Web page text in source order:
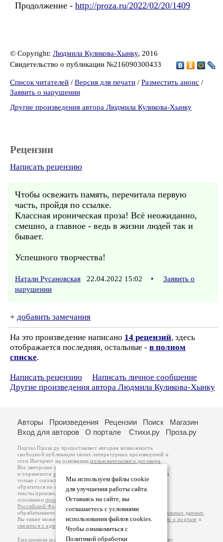
Продолжение - http://proza.ru/2022/02/20/1409
© Copyright: Людмила Куликова-Хынку, 2016
Свидетельство о публикации №216090300433
Список читателей / Версия для печати / Разместить анонс /
Заявить о нарушении
Другие произведения автора Людмила Куликова-Хынку
Рецензии
Написать рецензию
Чтобы освежить память, перечитала первую
часть, пройдя по ссылке.
Классная ироническая проза! Всё неожиданно,
смешно, а главное - ведь в жизни людей так и
бывает.
Успешного творчества!
Натали Русановская 22.04.2022 15:02 •
Заявить о
нарушении
+ добавить замечания
На это произведение написано 14 рецензий, здесь
отображается последняя, остальные - в полном
списке.
Написать рецензию
Написать личное сообщение
Другие произведения автора Людмила Куликова-Хынку
Мы используем файлы cookie
для улучшения работы сайта.
Оставаясь на сайте, вы
соглашаетесь с условиями
использования файлов cookies.
Чтобы ознакомиться с
Политикой обработки
Авторы Произведения Рецензии Поиск
Магазин
Вход для авторов
О портале Стихи.ру Проза.ру
Портал Проза.ру предоставляет авторам возможность
свободной публикации своих литературных произведений в
сети Интернет на основаниипользовательского договора
Все авторские права на произведения принадлежат авторам
и охраняются законом
. Перепечатка произведений возможна
только с согласия его автора, к которому вы можете
обратиться на его авторской странице. Ответственность за
тексты произведений авторы несут самостоятельно на
основанииправил публикацииизаконодательства
Российской Федерации
обрабатываются на основанииПолитики обработки персональных данных
Вы также можете посмотреть более подробнуюинформацию о портале и
связаться с администрацией
Ежедневная аудитория портала Проза.ру – порядка 100 тысяч